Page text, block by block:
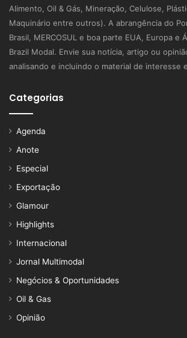
Alimento, Oil & Gás, Mineração, Celulose,
Maquinário entre outros). A abrangência do
Brasil, MERCOSUL e boa parte EUA, Europa e
Brazil Modal. Envie sua notícia, artigo ou
analisando e incluindo o material de interesse
Categorias
Agenda
Anote
Especial
Exportação
Glamour
Highlights
Internacional
Jornal Multimodal
Negócios & Oportunidades
Oil & Gas
Opinião